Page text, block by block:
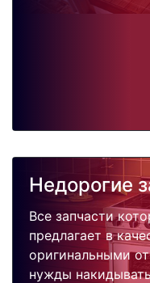
Недорогие
Все запчасти
предлагает в
оригинальными
нужды